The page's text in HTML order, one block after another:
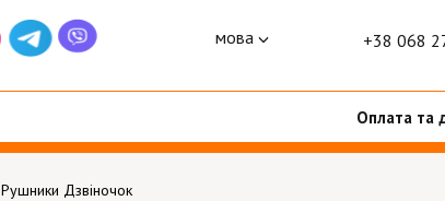
мова +38 068
Оплата та
Рушники Дзвіночок